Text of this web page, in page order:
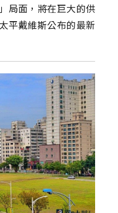
局面，將在巨大的供
平戴維斯公布的最新